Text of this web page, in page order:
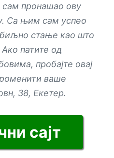
пронашао ову
Са њим сам успео
стање као што
Ако патите од
пробајте овај
ваше
38, Екетер.
сајт